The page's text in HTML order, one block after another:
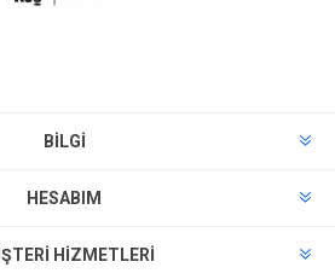
BILGI
HESABIM
HIZMETLERI